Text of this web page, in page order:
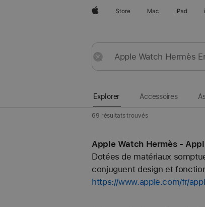
AppleStore Mac iPad
Envoyer
Réinitialiser
Explorer Accessoires
69 résultats trouvés
Apple Watch Hermès -
Dotées de matériaux
conjuguent design et
https://www.apple.com/fr/